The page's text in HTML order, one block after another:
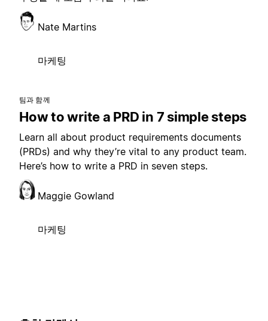
Nate Martins
마케팅
팀과 함께
How to write a PRD in 7 simple steps
Learn all about product requirements documents
(PRDs) and why they’re vital to any product team.
Here’s how to write a PRD in seven steps.
Maggie Gowland
마케팅